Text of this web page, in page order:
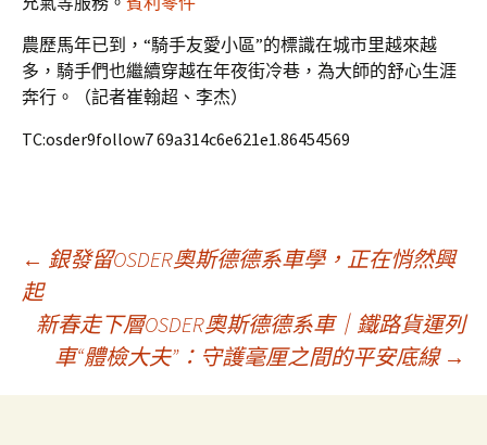
農歷馬年已到，“騎手友愛小區”的標識在城市里越來越
多，騎手們也繼續穿越在年夜街冷巷，為大師的舒心生涯
奔行。（記者崔翰超、李杰）
TC:osder9follow7 69a314c6e621e1.86454569
文
章
導
← 銀發留OSDER奧斯德德系車學，正在悄然興
起
新春走下層OSDER奧斯德德系車｜鐵路貨運列
車“體檢大夫”：守護毫厘之間的平安底線 →